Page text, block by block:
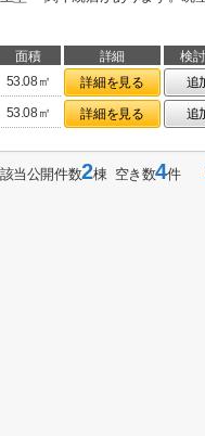
面積 詳細
検
53.08㎡ 詳細を見る
追
53.08㎡ 詳細を見る 追
該当公開件数2棟 空き数4件